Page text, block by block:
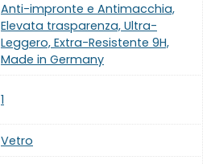
‎Anti-impronte e Antimacchia,
Elevata trasparenza, Ultra-
Leggero, Extra-Resistente 9H,
Made in Germany
‎1
‎Vetro